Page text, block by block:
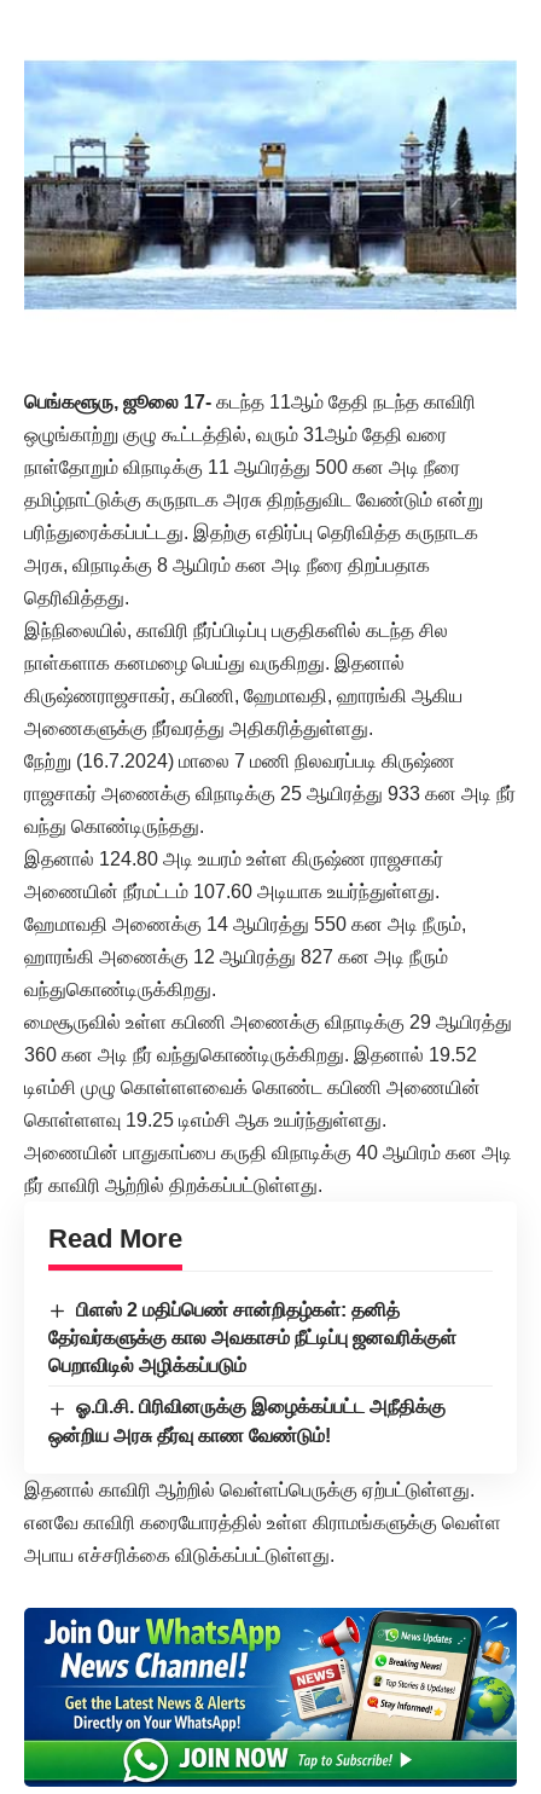
பெங்களூரு, ஜூலை 17- கடந்த 11ஆம் தேதி நடந்த காவிரி
ஒழுங்காற்று குழு கூட்டத்தில், வரும் 31ஆம் தேதி வரை
நாள்தோறும் விநாடிக்கு 11 ஆயிரத்து 500 கன அடி நீரை
தமிழ்நாட்டுக்கு கருநாடக அரசு திறந்துவிட வேண்டும் என்று
பரிந்துரைக்கப்பட்டது. இதற்கு எதிர்ப்பு தெரிவித்த‌ கருநாடக
அரசு, விநாடிக்கு 8 ஆயிரம் கன அடி நீரை திறப்பதாக
தெரிவித்தது.
இந்நிலையில், காவிரி நீர்ப்பிடிப்பு பகுதிகளில் கடந்த சில
நாள்களாக கனமழை பெய்து வருகிறது. இதனால்
கிருஷ்ணராஜசாகர், கபிணி, ஹேமாவதி, ஹாரங்கி ஆகிய
அணைகளுக்கு நீர்வரத்து அதிகரித்துள்ளது.
நேற்று (16.7.2024) மாலை 7 மணி நிலவரப்படி கிருஷ்ண
ராஜசாகர் அணைக்கு விநாடிக்கு 25 ஆயிரத்து 933 கன அடி நீர்
வந்து கொண்டிருந்தது.
இதனால் 124.80 அடி உயரம் உள்ள கிருஷ்ண ராஜசாகர்
அணையின் நீர்மட்டம் 107.60 அடியாக உயர்ந்துள்ளது.
ஹேமாவதி அணைக்கு 14 ஆயிரத்து 550 கன அடி நீரும்,
ஹாரங்கி அணைக்கு 12 ஆயிரத்து 827 கன அடி நீரும்
வந்துகொண்டிருக்கிறது.
மைசூருவில் உள்ள கபிணி அணைக்கு விநாடிக்கு 29 ஆயிரத்து
360 கன அடி நீர் வந்துகொண்டிருக்கிறது. இதனால் 19.52
டிஎம்சி முழு கொள்ளளவைக் கொண்ட கபிணி அணையின்
கொள்ளளவு 19.25 டிஎம்சி ஆக உயர்ந்துள்ளது.
அணையின் பாதுகாப்பை கருதி விநாடிக்கு 40 ஆயிரம் கன அடி
நீர் காவிரி ஆற்றில் திறக்கப்பட்டுள்ளது.
Read More
பிளஸ் 2 மதிப்பெண் சான்றிதழ்கள்: தனித்
தேர்வர்களுக்கு கால அவகாசம் நீட்டிப்பு ஜனவரிக்குள்
பெறாவிடில் அழிக்கப்படும்
ஓ.பி.சி. பிரிவினருக்கு இழைக்கப்பட்ட அநீதிக்கு
ஒன்றிய அரசு தீர்வு காண வேண்டும்!
இதனால் காவிரி ஆற்றில் வெள்ளப்பெருக்கு ஏற்பட்டுள்ளது.
எனவே காவிரி கரையோரத்தில் உள்ள கிராமங்களுக்கு வெள்ள
அபாய எச்சரிக்கை விடுக்கப்பட்டுள்ளது.